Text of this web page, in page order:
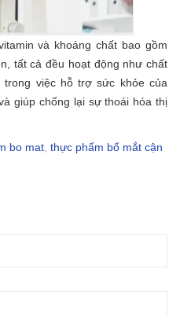
và khoáng chất bao gồm
tất cả đều hoạt động như chất
trong việc hỗ trợ sức khỏe của
giúp chống lại sự thoái hóa thị
bo mat thực phẩm bổ mắt cận